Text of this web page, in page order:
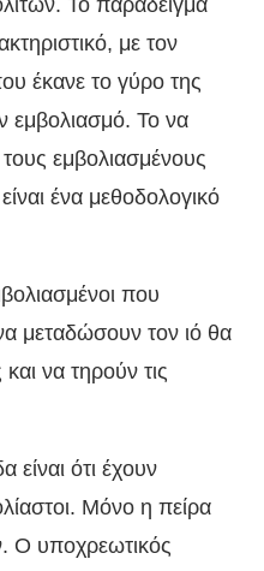
Το παράδειγμα
με τον
έκανε το γύρο της
εμβολιασμό. Το να
εμβολιασμένους
ένα μεθοδολογικό
που
μεταδώσουν τον ιό θα
να τηρούν τις
ότι έχουν
Μόνο η πείρα
Ο υποχρεωτικός